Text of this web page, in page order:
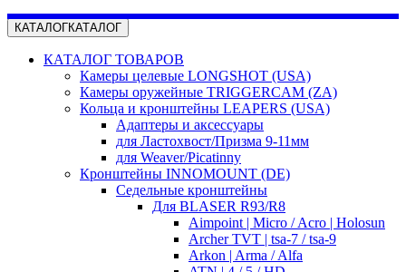
КАТАЛОГКАТАЛОГ
КАТАЛОГ ТОВАРОВ
Камеры целевые LONGSHOT (USA)
Камеры оружейные TRIGGERCAM (ZA)
Кольца и кронштейны LEAPERS (USA)
Адаптеры и аксессуары
для Ластохвост/Призма 9-11мм
для Weaver/Picatinny
Кронштейны INNOMOUNT (DE)
Седельные кронштейны
Для BLASER R93/R8
Aimpoint | Micro / Acro | Holosun
Archer TVT | tsa-7 / tsa-9
Arkon | Arma / Alfa